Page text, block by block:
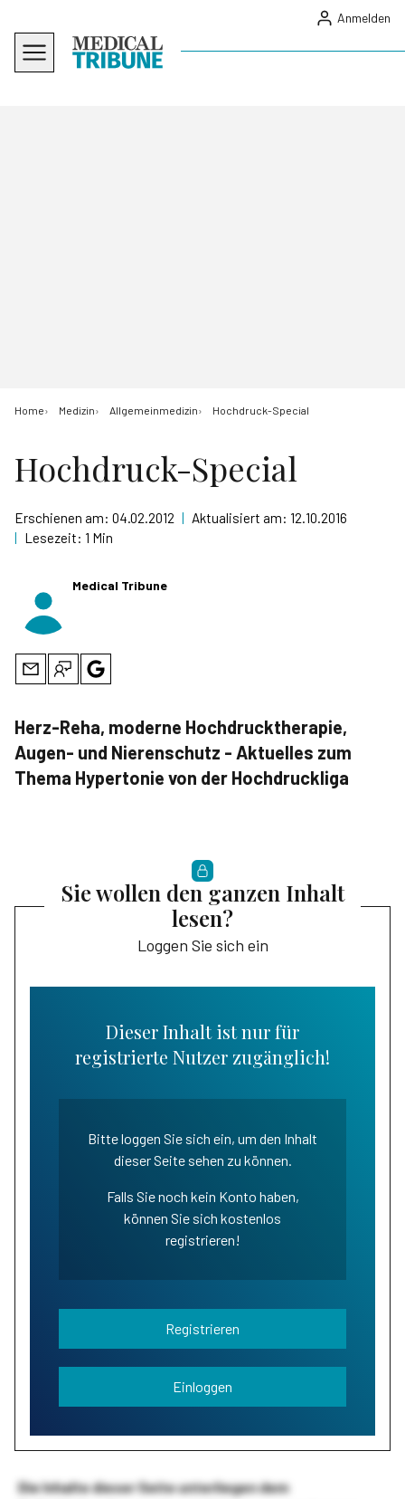
Anmelden
Home Medizin Allgemeinmedizin Hochdruck-Special
Hochdruck-Special
Erschienen am: 04.02.2012 | Aktualisiert am: 12.10.2016
| Lesezeit: 1 Min
Medical Tribune
Herz-Reha, moderne Hochdrucktherapie,
Augen- und Nierenschutz - Aktuelles zum
Thema Hypertonie von der Hochdruckliga
Sie wollen den ganzen Inhalt
lesen?
Loggen Sie sich ein
Dieser Inhalt ist nur für
registrierte Nutzer zugänglich!
Bitte loggen Sie sich ein, um den Inhalt
dieser Seite sehen zu können.
Falls Sie noch kein Konto haben,
können Sie sich kostenlos
registrieren!
Registrieren
Einloggen
Die Inhalte dieser Seite unterliegen dem